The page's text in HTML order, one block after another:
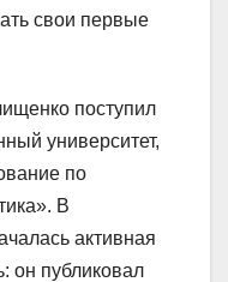
свои первые
поступил
университет,
по
В
активная
он публиковал